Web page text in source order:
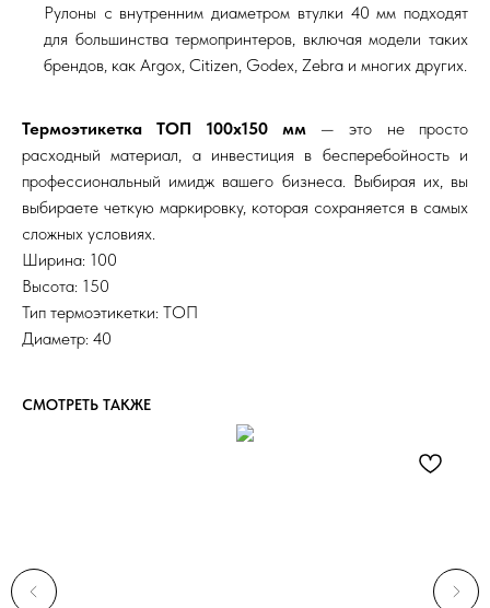
Рулоны с внутренним диаметром втулки 40 мм подходят
для большинства термопринтеров, включая модели таких
брендов, как Argox, Citizen, Godex, Zebra и многих других.
Термоэтикетка ТОП 100х150 мм— это не просто
расходный материал, а инвестиция в бесперебойность и
профессиональный имидж вашего бизнеса. Выбирая их, вы
выбираете четкую маркировку, которая сохраняется в самых
сложных условиях.
Ширина: 100
Высота: 150
Тип термоэтикетки: ТОП
Диаметр: 40
СМОТРЕТЬ ТАКЖЕ